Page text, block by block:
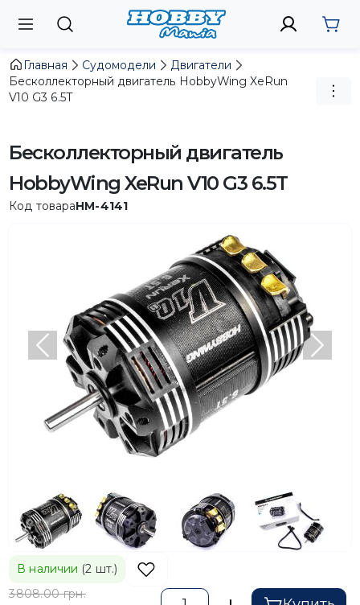
Главная Судомодели
Двигатели
Бесколлекторный двигатель HobbyWing XeRun
V10 G3 6.5T
Бесколлекторный двигатель
HobbyWing XeRun V10 G3 6.5T
Код товараHM-4141
Предыдущий
В наличии (2 шт.)
3808.00 грн.